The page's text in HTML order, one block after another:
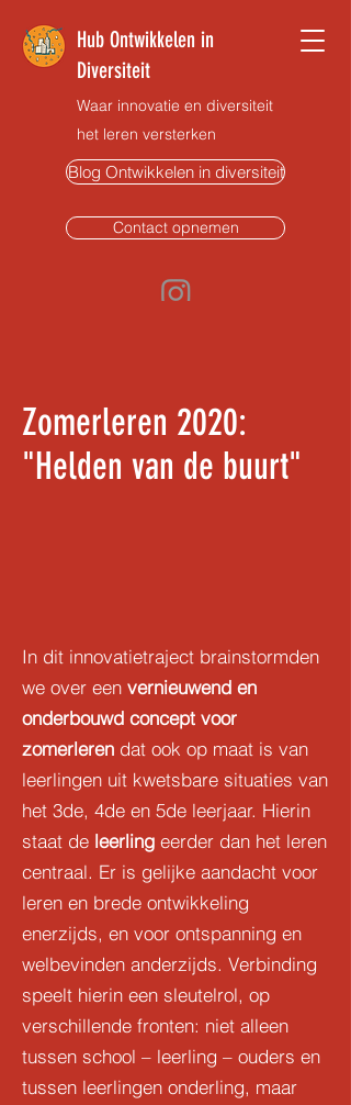
Hub Ontwikkelen in
Diversiteit
Waar innovatie en diversiteit
het leren versterken
Blog Ontwikkelen in diversiteit
Contact opnemen
Zomerleren 2020:
"Helden van de buurt"
In dit innovatietraject brainstormden
we over een vernieuwend en
onderbouwd concept voor
zomerleren dat ook op maat is van
leerlingen uit kwetsbare situaties van
het 3de, 4de en 5de leerjaar. Hierin
staat de leerling eerder dan het leren
centraal. Er is gelijke aandacht voor
leren en brede ontwikkeling
enerzijds, en voor ontspanning en
welbevinden anderzijds. Verbinding
speelt hierin een sleutelrol, op
verschillende fronten: niet alleen
tussen school – leerling – ouders en
tussen leerlingen onderling, maar